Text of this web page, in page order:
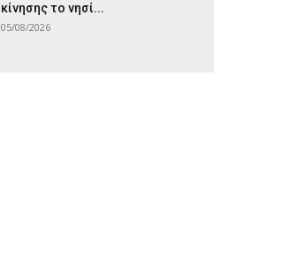
κίνησης το νησί...
05/08/2026